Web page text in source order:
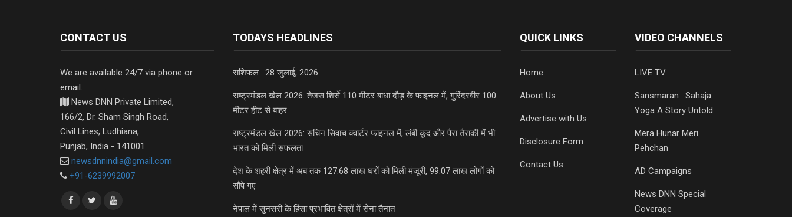
CONTACT US
We are available 24/7 via phone or
email.
News DNN Private Limited,
166/2, Dr. Sham Singh Road,
Civil Lines, Ludhiana,
Punjab, India - 141001
newsdnnindia@gmail.com
+91-6239992007
TODAYS HEADLINES
राशिफल : 28 जुलाई, 2026
राष्ट्रमंडल खेल 2026: तेजस शिर्से 110 मीटर बाधा दौड़ के फाइनल में, गुरिंदरवीर 100
मीटर हीट से बाहर
राष्ट्रमंडल खेल 2026: सचिन सिवाच क्वार्टर फाइनल में, लंबी कूद और पैरा तैराकी में भी
भारत को मिली सफलता
देश के शहरी क्षेत्र में अब तक 127.68 लाख घरों को मिली मंजूरी, 99.07 लाख लोगों को
सौंपे गए
नेपाल में सुनसरी के हिंसा प्रभावित क्षेत्रों में सेना तैनात
QUICK LINKS
Home
About Us
Advertise with Us
Disclosure Form
Contact Us
VIDEO CHANNELS
LIVE TV
Sansmaran : Sahaja
Yoga A Story Untold
Mera Hunar Meri
Pehchan
AD Campaigns
News DNN Special
Coverage